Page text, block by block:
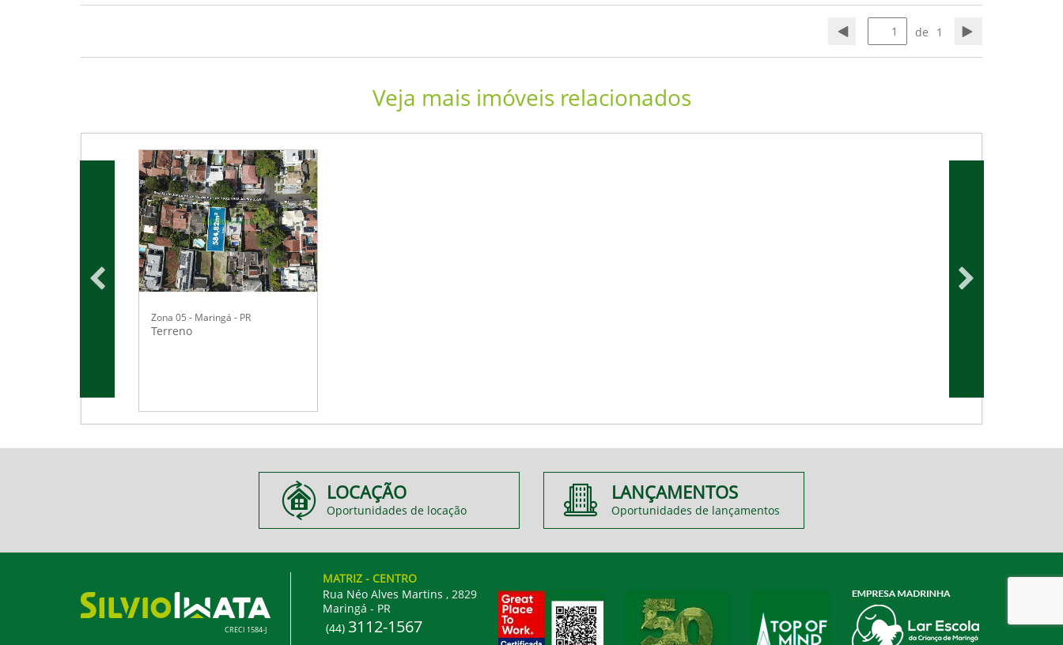
de 1
Veja mais imóveis relacionados
Zona 05 - Maringá - PR
Terreno
LOCAÇÃO
Oportunidades de locação
LANÇAMENTOS
Oportunidades de lançamentos
CRECI 1584-J
MATRIZ - CENTRO
Rua Néo Alves Martins , 2829
Maringá - PR
(44) 3112-1567